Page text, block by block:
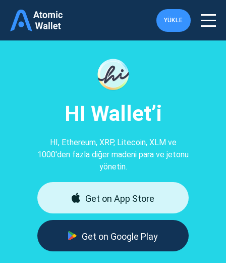
YÜKLE
HI Wallet’i
HI, Ethereum, XRP, Litecoin, XLM ve
1000'den fazla diğer madeni para ve jetonu
yönetin.
Get on App Store
Get on Google Play